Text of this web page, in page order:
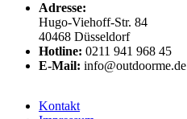
Adresse:
Hugo-Viehoff-Str. 84
40468 Düsseldorf
Hotline: 0211 941 968 45
E-Mail: info@outdoorme.de
Kontakt